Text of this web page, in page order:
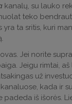
kanalų, su lauko
teko
ta sritis, kuri
Jei norite
Jeigu rimtai,
už
kada ir
iš išorės.